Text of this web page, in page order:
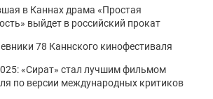
в Каннах драма «Простая
выйдет в российский прокат
78 Каннского кинофестиваля
«Сират» стал лучшим фильмом
по версии международных критиков